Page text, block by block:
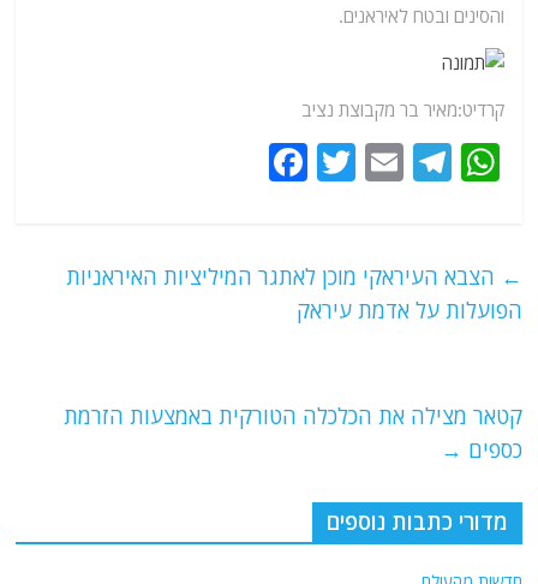
והסינים ובטח לאיראנים.
קרדיט:מאיר בר מקבוצת נציב
W
s
A
T
g
ra
E
l
T
er
e
k
← הצבא העיראקי מוכן לאתגר המיליציות האיראניות
הפועלות על אדמת עיראק
קטאר מצילה את הכלכלה הטורקית באמצעות הזרמת
כספים →
מדורי כתבות נוספים